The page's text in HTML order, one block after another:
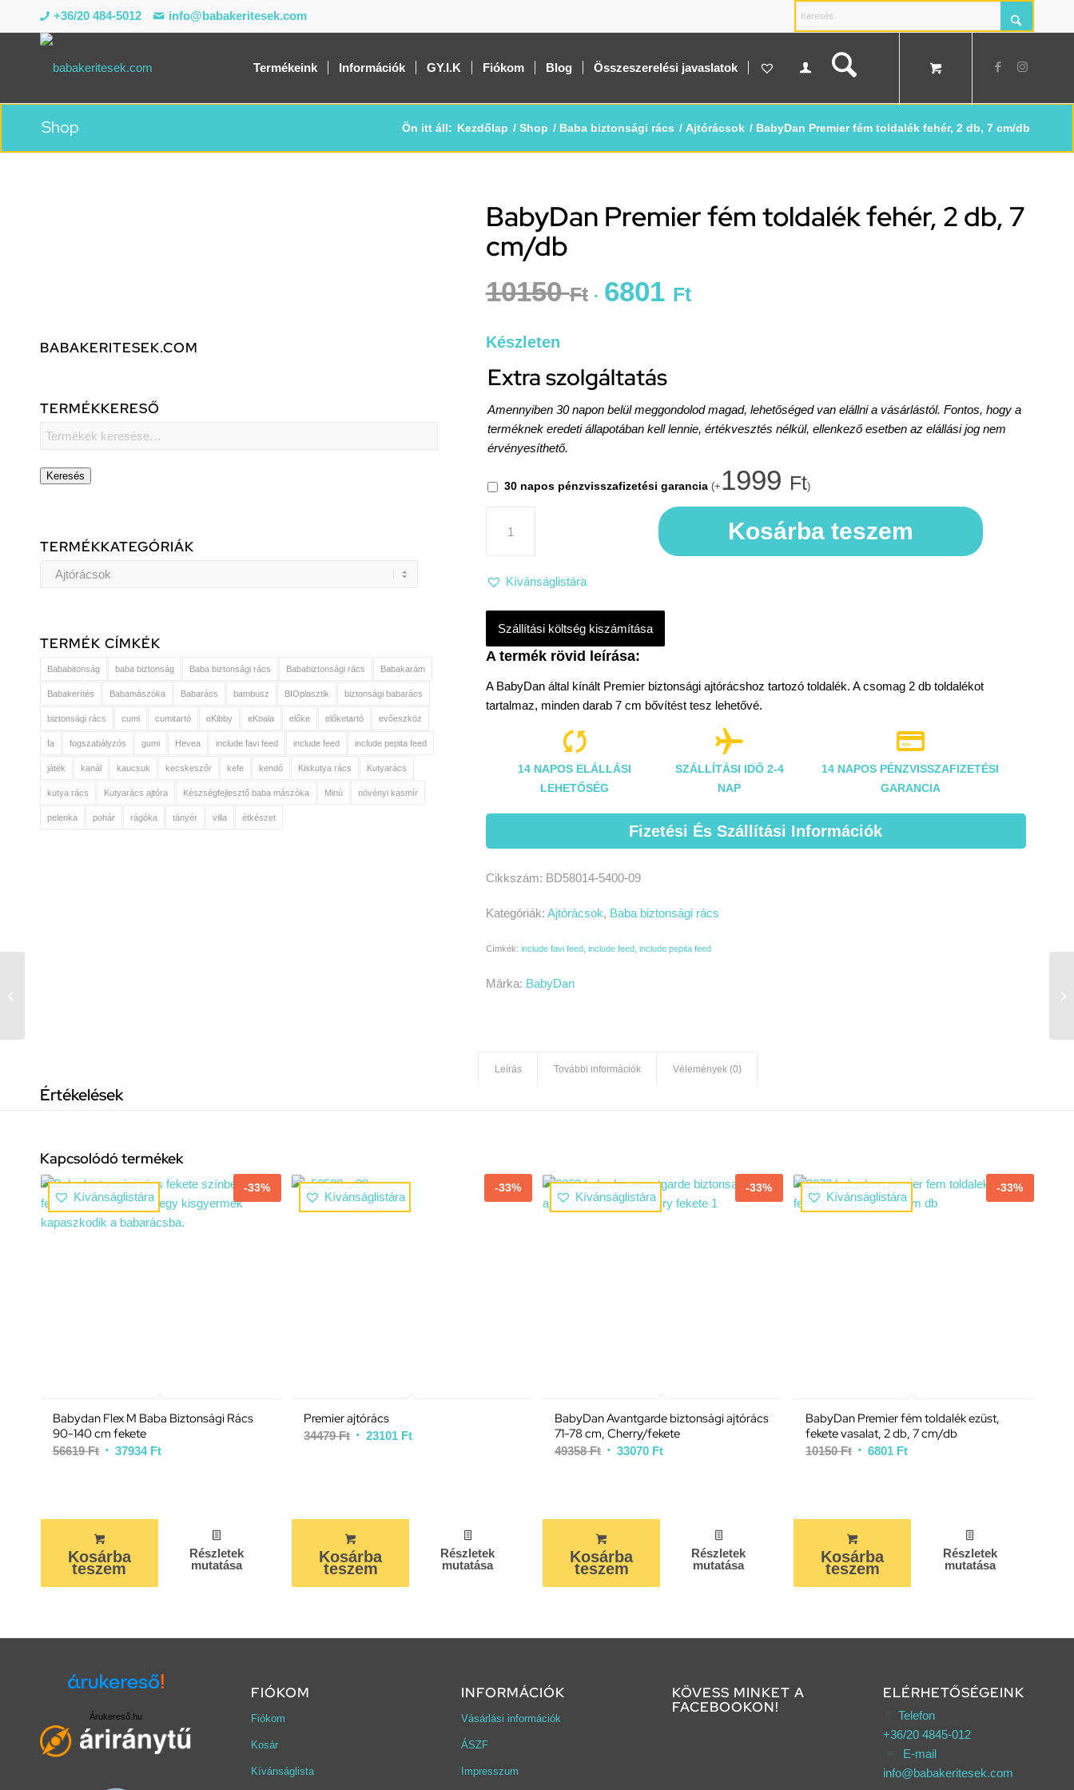
+36/20 484-5012 info@babakeritesek.com
Termékeink Információk GY.I.K Fiókom Blog Összeszerelési javaslatok
Shop Ön itt áll: Kezdőlap / Shop / Baba biztonsági rács / Ajtórácsok / BabyDan Premier fém toldalék fehér, 2 db, 7 cm/db
BABAKERITESEK.COM
TERMÉKKERESŐ
Keresés
TERMÉKKATEGÓRIÁK
TERMÉK CÍMKÉK
Bababitonság baba biztonság Baba biztonsági rács Bababiztonsági rács Babakarám
Babakerítés Babamászóka Babarács bambusz BIOplasztik biztonsági babarács
biztonsági rács cumi cumitartó eKibby eKoala előke előketartó evőeszköz
fa fogszabályzós gumi Hevea include favi feed include feed include pepita feed
játék kanál kaucsuk kecskeszőr kefe kendő Kiskutya rács Kutyarács
kutya rács Kutyarács ajtóra Készségfejlesztő baba mászóka Minú növényi kasmír
pelenka pohár rágóka tányér villa étkészet
BabyDan Premier fém toldalék fehér, 2 db, 7
cm/db
10150Ft 6801 Ft
A BabyDan által kínált Premier biztonsági ajtórácshoz tartozó toldalék. A csomag 2 db toldalékot
tartalmaz, minden darab 7 cm bővítést tesz lehetővé.
Készleten
Extra szolgáltatás
Amennyiben 30 napon belül meggondolod magad, lehetőséged van elállni a vásárlástól. Fontos, hogy a
terméknek eredeti állapotában kell lennie, értékvesztés nélkül, ellenkező esetben az elállási jog nem
érvényesíthető.
30 napos pénzvisszafizetési garancia (+ 1999 Ft)
Kosárba teszem
Kívánságlistára
Szállítási költség kiszámítása

14 NAPOS ELÁLLÁSI
LEHETŐSÉG

SZÁLLÍTÁSI IDŐ 2-4
NAP

14 NAPOS PÉNZVISSZAFIZETÉSI
GARANCIA
Fizetési És Szállítási Információk
Cikkszám: BD58014-5400-09
Kategóriák: Ajtórácsok, Baba biztonsági rács
Címkék: include favi feed, include feed, include pepita feed
Márka: BabyDan
Leírás További információk Vélemények (0)
Értékelések
Kapcsolódó termékek
Kívánságlistára
-33%
Babydan Flex M Baba Biztonsági Rács
90-140 cm fekete
56619Ft 37934 Ft
Kosárba
teszem
Részletek
mutatása
Kívánságlistára
-33%
Premier ajtórács
34479Ft 23101 Ft
Kosárba
teszem
Részletek
mutatása
Kívánságlistára
-33%
BabyDan Avantgarde biztonsági ajtórács
71-78 cm, Cherry/fekete
49358Ft 33070 Ft
Kosárba
teszem
Részletek
mutatása
Kívánságlistára
-33%
BabyDan Premier fém toldalék ezüst,
fekete vasalat, 2 db, 7 cm/db
10150Ft 6801 Ft
Kosárba
teszem
Részletek
mutatása
Árukereső.hu
FIÓKOM
Fiókom
Kosár
Kívánságlista
INFORMÁCIÓK
Vásárlási információk
ÁSZF
Impresszum
KÖVESS MINKET A
FACEBOOKON!
ELÉRHETŐSÉGEINK
Telefon
+36/20 4845-012
E-mail
info@babakeritesek.com